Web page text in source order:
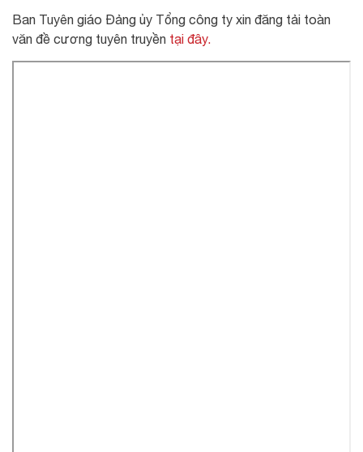
Ban Tuyên giáo Đảng ủy Tổng công ty xin đăng tải toàn
văn đề cương tuyên truyền tại đây.